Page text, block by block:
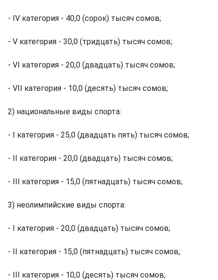
- IV категория - 40,0 (сорок) тысяч сомов;
- V категория - 30,0 (тридцать) тысяч сомов;
- VI категория - 20,0 (двадцать) тысяч сомов;
- VII категория - 10,0 (десять) тысяч сомов;
2) национальные виды спорта:
- I категория - 25,0 (двадцать пять) тысяч сомов;
- II категория - 20,0 (двадцать) тысяч сомов;
- III категория - 15,0 (пятнадцать) тысяч сомов;
3) неолимпийские виды спорта:
- I категория - 20,0 (двадцать) тысяч сомов;
- II категория - 15,0 (пятнадцать) тысяч сомов;
- III категория - 10,0 (десять) тысяч сомов;